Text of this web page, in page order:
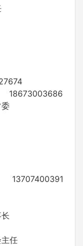
委
长
任